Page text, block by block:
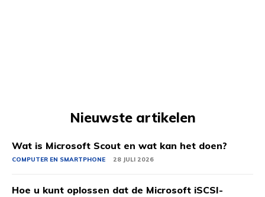
Nieuwste artikelen
Wat is Microsoft Scout en wat kan het doen?
COMPUTER EN SMARTPHONE 28 JULI 2026
Hoe u kunt oplossen dat de Microsoft iSCSI-